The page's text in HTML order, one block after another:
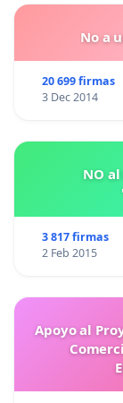
No a
20 699 firmas
3 Dec 2014
NO
3 817 firmas
2 Feb 2015
Apoyo al